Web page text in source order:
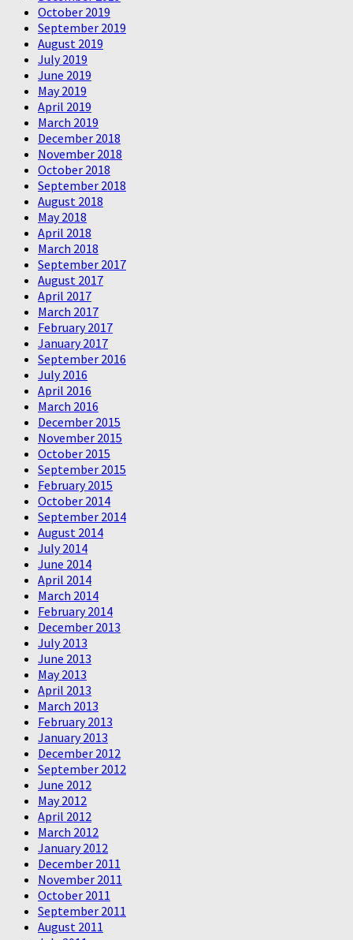
October 2019
September 2019
August 2019
July 2019
June 2019
May 2019
April 2019
March 2019
December 2018
November 2018
October 2018
September 2018
August 2018
May 2018
April 2018
March 2018
September 2017
August 2017
April 2017
March 2017
February 2017
January 2017
September 2016
July 2016
April 2016
March 2016
December 2015
November 2015
October 2015
September 2015
February 2015
October 2014
September 2014
August 2014
July 2014
June 2014
April 2014
March 2014
February 2014
December 2013
July 2013
June 2013
May 2013
April 2013
March 2013
February 2013
January 2013
December 2012
September 2012
June 2012
May 2012
April 2012
March 2012
January 2012
December 2011
November 2011
October 2011
September 2011
August 2011